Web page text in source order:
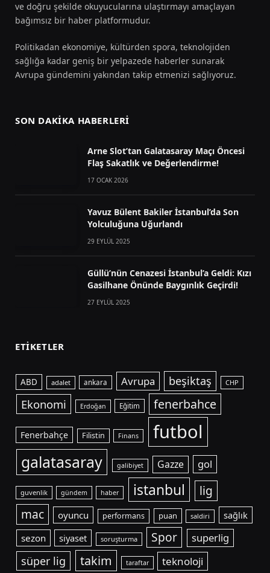
ve doğru şekilde okuyucularına ulaştırmayı amaçlayan
bağımsız bir haber platformudur.
Politikadan ekonomiye, kültürden spora, teknolojiden
sağlığa kadar geniş bir yelpazede haberler sunarak
Avrupa gündemini yakından takip etmenizi sağlıyoruz.
SON DAKIKA HABERLERI
Arne Slot’tan Galatasaray Maçı Öncesi
Flaş Sakatlık ve Değerlendirme!
17 OCAK 2026
Yavuz Bülent Bakiler İstanbul’da Son
Yolculuğuna Uğurlandı
29 EYLÜL 2025
Güllü’nün Cenazesi İstanbul’a Geldi: Kızı
Gasilhane Önünde Baygınlık Geçirdi!
27 EYLÜL 2025
ETIKETLER
ABD adalet ankara Avrupa beşiktaş CHP
Ekonomi Erdoğan Eğitim fenerbahce
Fenerbahçe Filistin Finans futbol
galatasaray galibiyet Gazze gol
guvenlik gündem haber istanbul
lig
mac
oyuncu performans puan saldiri
sağlık
sezon
siyaset soruşturma Spor superlig
süper lig takim taraftar teknoloji